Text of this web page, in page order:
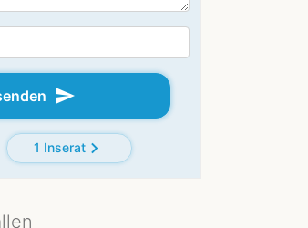
send
1 Inseratchevron_right